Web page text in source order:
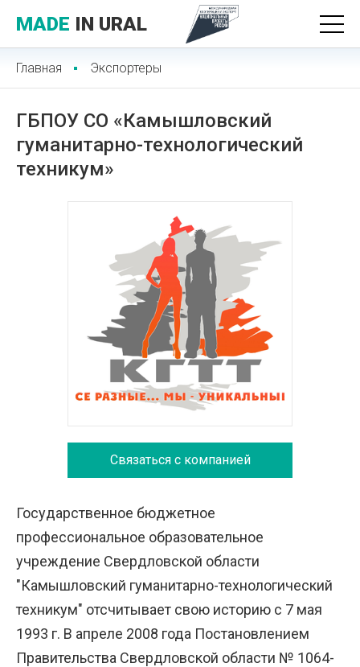
MADE IN URAL
Главная Экспортеры
ГБПОУ СО «Камышловский
гуманитарно-технологический
техникум»
Связаться с компанией
Государственное бюджетное
профессиональное образовательное
учреждение Свердловской области
"Камышловский гуманитарно-технологический
техникум" отсчитывает свою историю с 7 мая
1993 г. В апреле 2008 года Постановлением
Правительства Свердловской области № 1064-